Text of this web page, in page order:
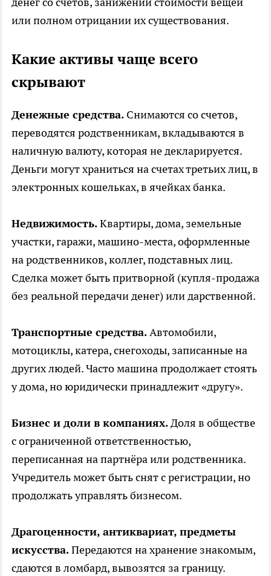
или полном отрицании их существования.
Какие активы чаще всего
скрывают
Денежные средства. Снимаются со счетов,
переводятся родственникам, вкладываются в
наличную валюту, которая не декларируется.
Деньги могут храниться на счетах третьих лиц, в
электронных кошельках, в ячейках банка.
Недвижимость.Квартиры, дома, земельные
участки, гаражи, машино-места, оформленные
на родственников, коллег, подставных лиц.
Сделка может быть притворной (купля-продажа
без реальной передачи денег) или дарственной.
Транспортные средства.Автомобили,
мотоциклы, катера, снегоходы, записанные на
других людей. Часто машина продолжает стоять
у дома, но юридически принадлежит «другу».
Бизнес и доли в компаниях.Доля в обществе
с ограниченной ответственностью,
переписанная на партнёра или родственника.
Учредитель может быть снят с регистрации, но
продолжать управлять бизнесом.
Драгоценности, антиквариат, предметы
искусства.Передаются на хранение знакомым,
сдаются в ломбард, вывозятся за границу.